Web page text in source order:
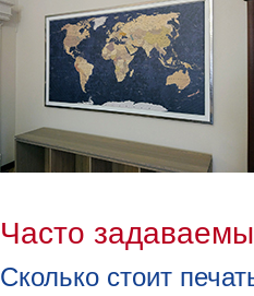
Часто
Сколько стоит